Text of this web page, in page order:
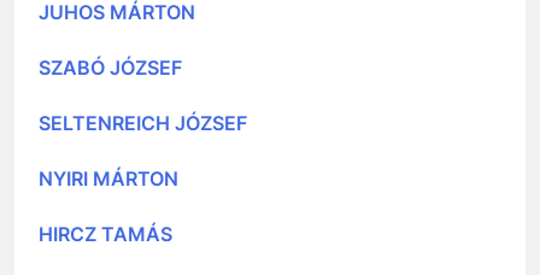
JUHOS MÁRTON
SZABÓ JÓZSEF
SELTENREICH JÓZSEF
NYIRI MÁRTON
HIRCZ TAMÁS